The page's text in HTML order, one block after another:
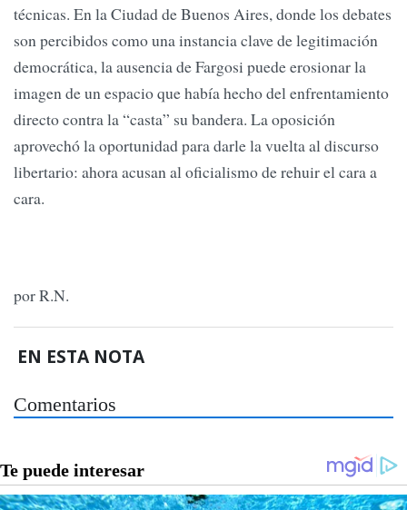
técnicas. En la Ciudad de Buenos Aires, donde los debates
son percibidos como una instancia clave de legitimación
democrática, la ausencia de Fargosi puede erosionar la
imagen de un espacio que había hecho del enfrentamiento
directo contra la “casta” su bandera. La oposición
aprovechó la oportunidad para darle la vuelta al discurso
libertario: ahora acusan al oficialismo de rehuir el cara a
cara.
por R.N.
EN ESTA NOTA
Comentarios